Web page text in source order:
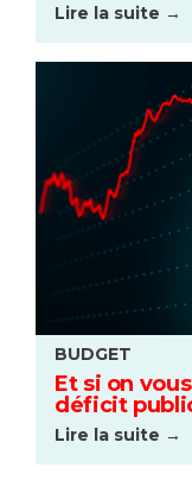
Lire la suite →
BUDGET
Et si on
déficit
Lire la suite →